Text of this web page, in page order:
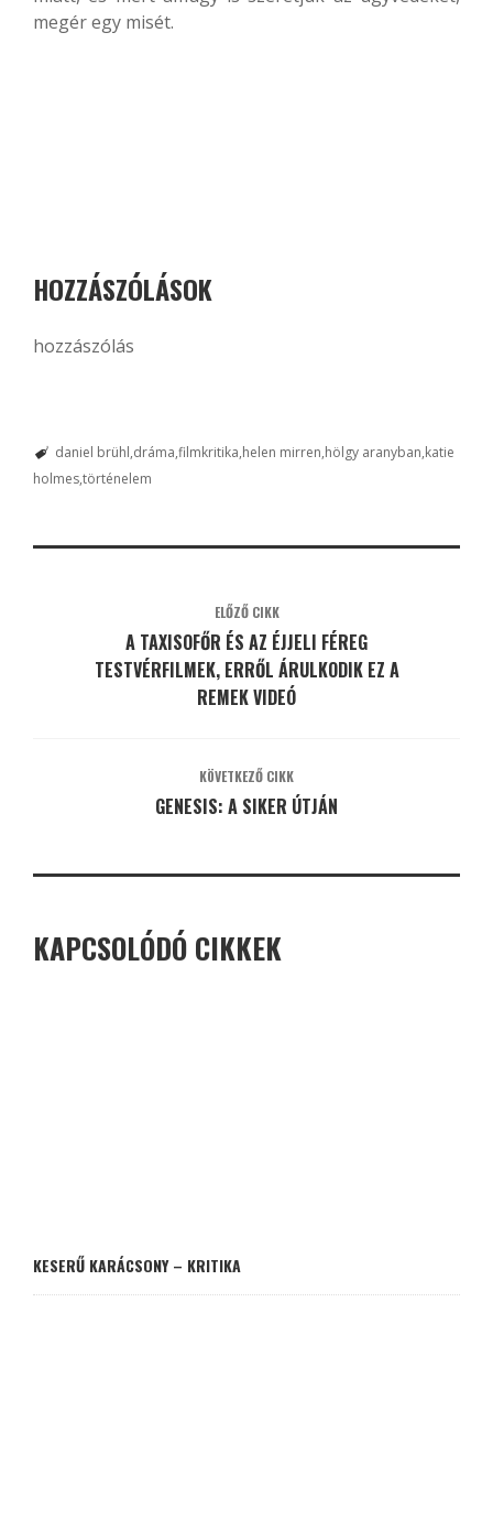
megér egy misét.
HOZZÁSZÓLÁSOK
hozzászólás
daniel brühl dráma filmkritika helen mirren hölgy aranyban katie
holmestörténelem
ELŐZŐ CIKK
A TAXISOFŐR ÉS AZ ÉJJELI FÉREG
TESTVÉRFILMEK, ERRŐL ÁRULKODIK EZ A
REMEK VIDEÓ
KÖVETKEZŐ CIKK
GENESIS: A SIKER ÚTJÁN
KAPCSOLÓDÓ CIKKEK
KESERŰ KARÁCSONY – KRITIKA